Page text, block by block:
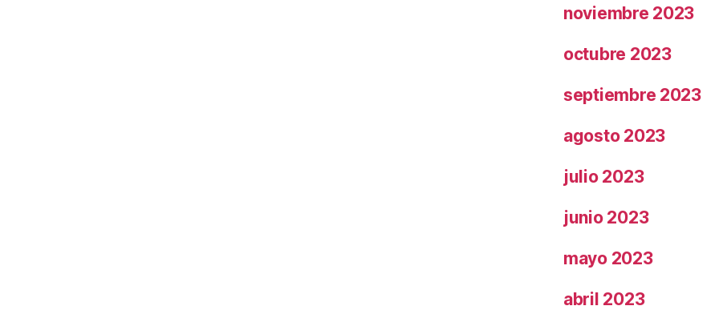
noviembre 2023
octubre 2023
septiembre 2023
agosto 2023
julio 2023
junio 2023
mayo 2023
abril 2023